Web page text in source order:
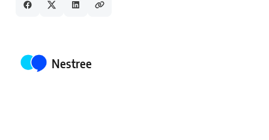
Posted by
Nestree